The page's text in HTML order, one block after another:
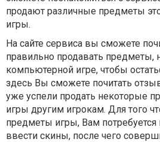
продают различные предметы
игры.
На сайте сервиса вы сможете
правильно продавать предметы,
компьютерной игре, чтобы
здесь Вы сможете почитать
уже успели продать некоторые
игры другим игрокам. Для того
предметы игры, Вам
ввести скины, после чего